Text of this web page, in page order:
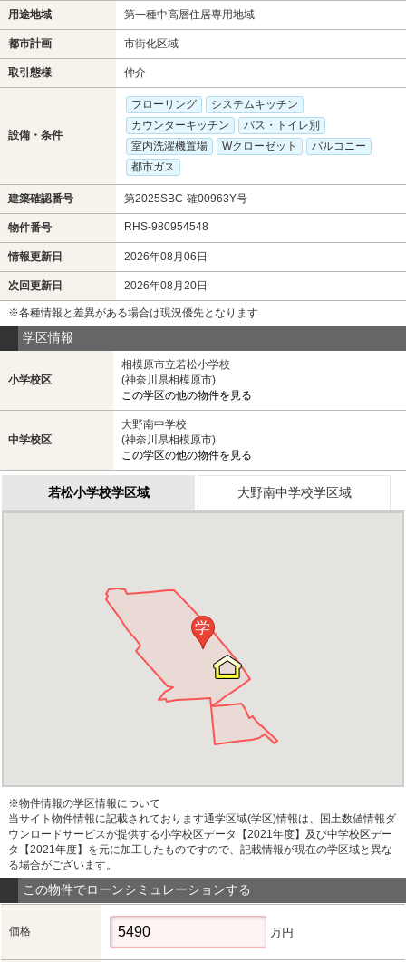
用途地域 第一種中高層住居専用地域
都市計画 市街化区域
取引態様 仲介
設備・条件
フローリング
システムキッチン
カウンターキッチン
バス・トイレ別
室内洗濯機置場
Wクローゼット
バルコニー
都市ガス
建築確認番号 第2025SBC-確00963Y号
物件番号 RHS-980954548
情報更新日 2026年08月06日
次回更新日 2026年08月20日
※各種情報と差異がある場合は現況優先となります
学区情報
小学校区
相模原市立若松小学校
(神奈川県相模原市)
この学区の他の物件を見る
中学校区
大野南中学校
(神奈川県相模原市)
この学区の他の物件を見る
若松小学校学区域 大野南中学校学区域
学
※物件情報の学区情報について
当サイト物件情報に記載されております通学区域(学区)情報は、国土数値情報ダ
ウンロードサービスが提供する小学校区データ【2021年度】及び中学校区デー
タ【2021年度】を元に加工したものですので、記載情報が現在の学区域と異な
る場合がございます。
この物件でローンシミュレーションする
価格 万円